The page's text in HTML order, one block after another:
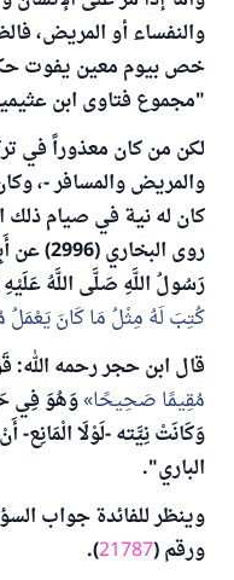
والنفساء أو المريض،
خص بيوم معين يفوت
"مجموع فتاوى ابن عثيمين"
لكن من كان معذوراً في
والمريض والمسافر -،
كان له نية في صيام ذلك
روى
رَسُولُ اللَّهِ صَلَّى اللَّهُ
كُتِبَ لَهُ مِثْلُ مَا كَانَ
قال ابن حجر رحمه الله:
مُقِيمًا صَحِيحًا وَهُوَ فِي
وَكَانَتْ نِيَّته -لَوْلَا
الباري".
وينظر للفائدة جواب
ورقم (21787
).